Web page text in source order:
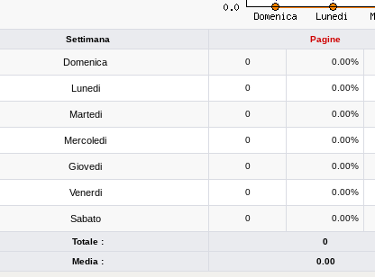
Settimana Pagine
Domenica 0 0.00%
Lunedi 0 0.00%
Martedi 0 0.00%
Mercoledi 0 0.00%
Giovedi 0 0.00%
Venerdi 0 0.00%
Sabato 0 0.00%
Totale :
0
Media :
0.00